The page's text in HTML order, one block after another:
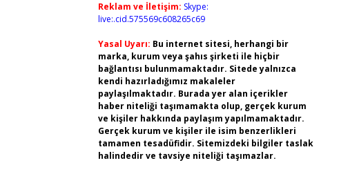
Reklam ve İletişim: Skype:
live:.cid.575569c608265c69
Yasal Uyarı: Bu internet sitesi, herhangi bir
marka, kurum veya şahıs şirketi ile hiçbir
bağlantısı bulunmamaktadır. Sitede yalnızca
kendi hazırladığımız makaleler
paylaşılmaktadır. Burada yer alan içerikler
haber niteliği taşımamakta olup, gerçek kurum
ve kişiler hakkında paylaşım yapılmamaktadır.
Gerçek kurum ve kişiler ile isim benzerlikleri
tamamen tesadüfidir. Sitemizdeki bilgiler taslak
halindedir ve tavsiye niteliği taşımazlar.